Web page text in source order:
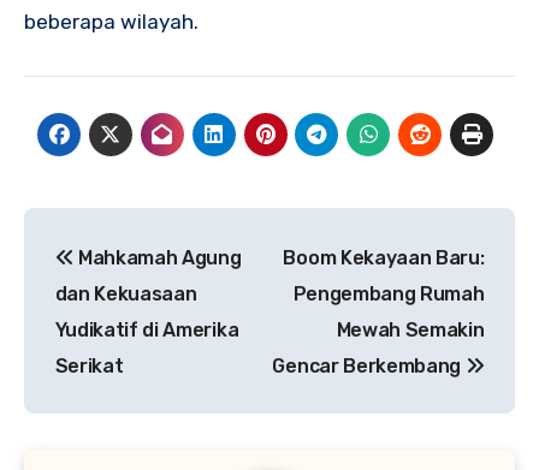
beberapa wilayah.
pos
Mahkamah Agung
dan Kekuasaan
Yudikatif di Amerika
Serikat
Boom Kekayaan Baru:
Pengembang Rumah
Mewah Semakin
Gencar Berkembang